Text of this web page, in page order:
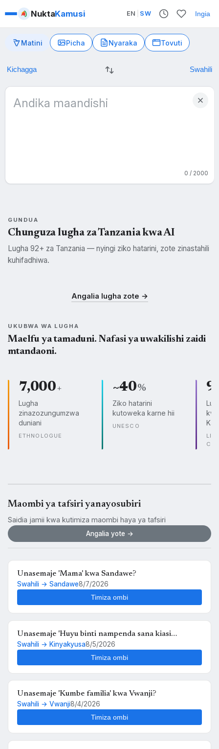
NuktaKamusi EN SW Ingia
Matini Picha Nyaraka Tovuti
0 / 2000
GUNDUA
Chunguza lugha za Tanzania kwa AI
Lugha 92+ za Tanzania — nyingi ziko hatarini, zote zinastahili
kuhifadhiwa.
Swahili
Angalia lugha zote →
UKUBWA WA LUGHA
Maelfu ya tamaduni. Nafasi ya uwakilishi zaidi
mtandaoni.
7,000+
Lugha
zinazozungumzwa
duniani
ETHNOLOGUE
~40%
Ziko hatarini
kutoweka karne hii
UNESCO
Maombi ya tafsiri yanayosubiri
Saidia jamii kwa kutimiza maombi haya ya tafsiri
Angalia yote →
Unasemaje 'Mama' kwa Sandawe?
Swahili → Sandawe8/7/2026
Timiza ombi
Unasemaje 'Huyu binti nampenda sana kiasi
kwamba nikimuona tu nahisi kuchanganyikiwa' kwa
Swahili → Kinyakyusa8/5/2026
Timiza ombi
Unasemaje 'Kumbe familia' kwa Vwanji?
Swahili → Vwanji8/4/2026
Timiza ombi